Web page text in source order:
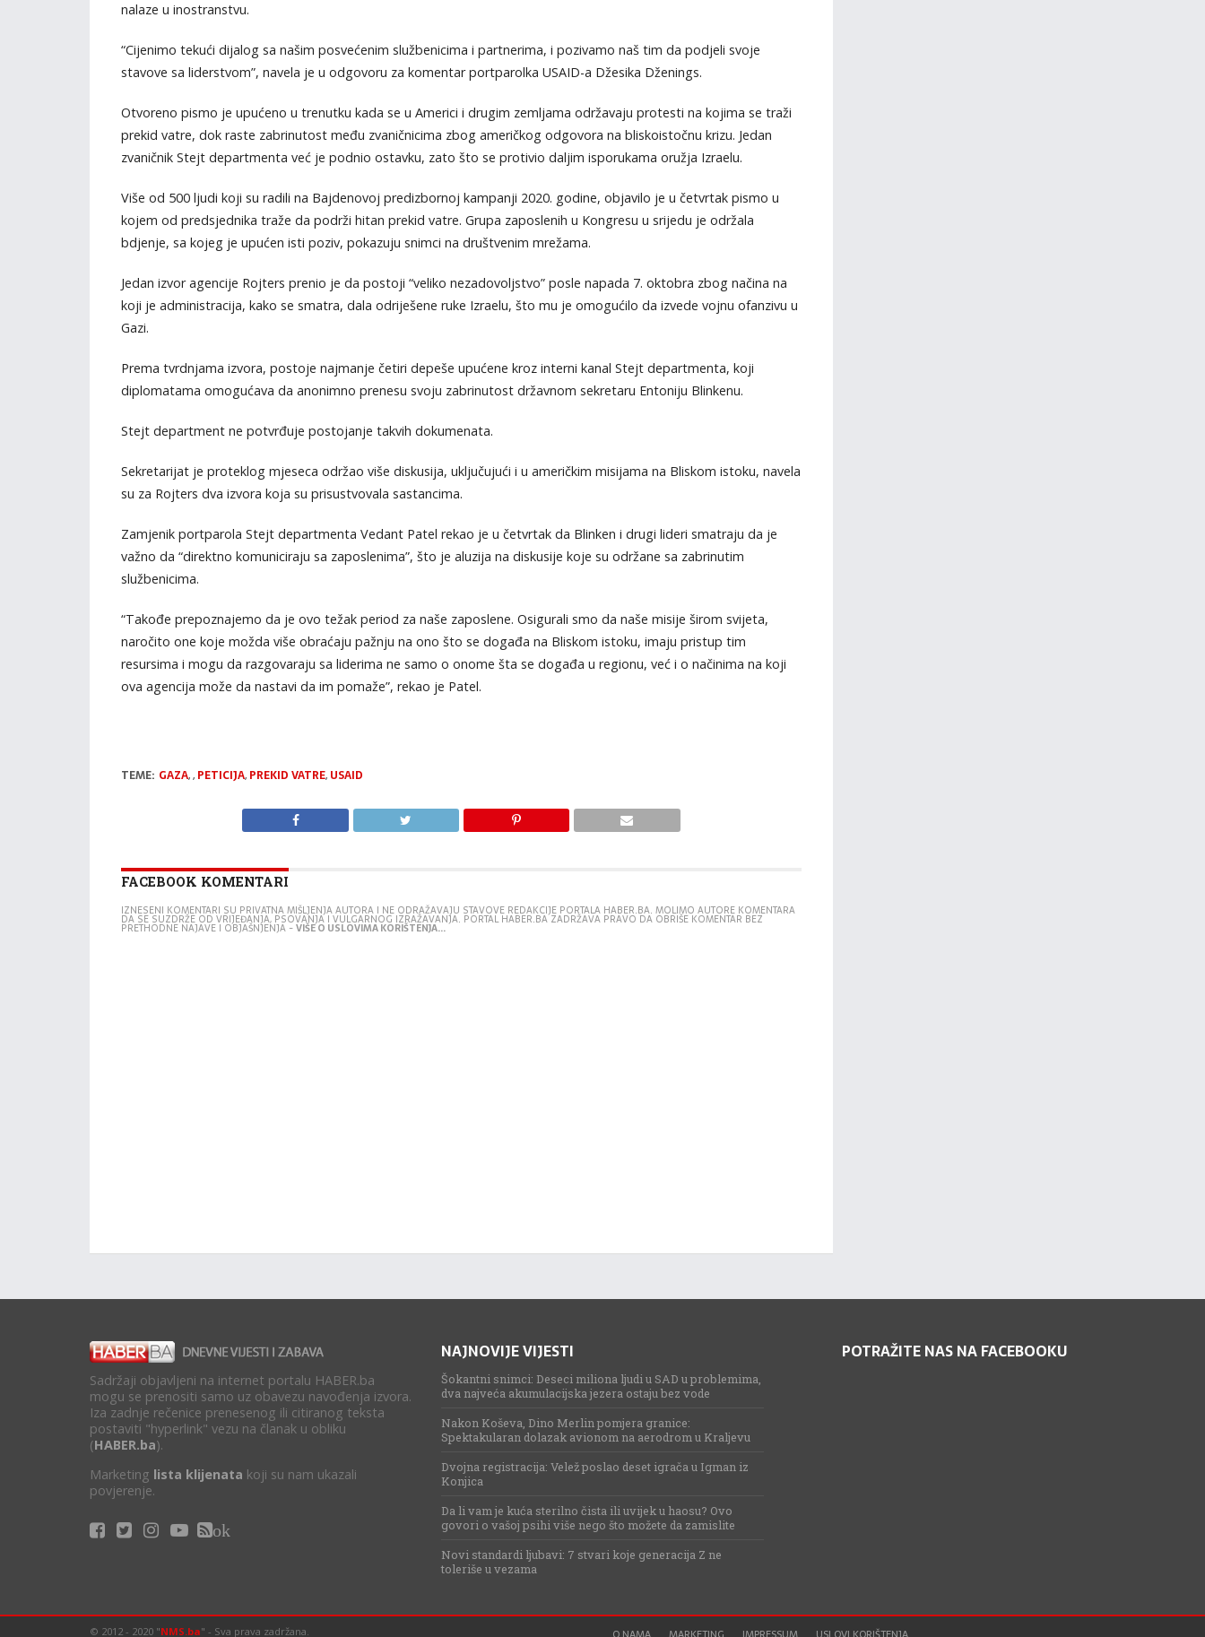
nalaze u inostranstvu.
“Cijenimo tekući dijalog sa našim posvećenim službenicima i partnerima, i pozivamo naš tim da podjeli svoje
stavove sa liderstvom”, navela je u odgovoru za komentar portparolka USAID-a Džesika Dženings.
Otvoreno pismo je upućeno u trenutku kada se u Americi i drugim zemljama održavaju protesti na kojima se traži
prekid vatre, dok raste zabrinutost među zvaničnicima zbog američkog odgovora na bliskoistočnu krizu. Jedan
zvaničnik Stejt departmenta već je podnio ostavku, zato što se protivio daljim isporukama oružja Izraelu.
Više od 500 ljudi koji su radili na Bajdenovoj predizbornoj kampanji 2020. godine, objavilo je u četvrtak pismo u
kojem od predsjednika traže da podrži hitan prekid vatre. Grupa zaposlenih u Kongresu u srijedu je održala
bdjenje, sa kojeg je upućen isti poziv, pokazuju snimci na društvenim mrežama.
Jedan izvor agencije Rojters prenio je da postoji “veliko nezadovoljstvo” posle napada 7. oktobra zbog načina na
koji je administracija, kako se smatra, dala odriješene ruke Izraelu, što mu je omogućilo da izvede vojnu ofanzivu u
Gazi.
Prema tvrdnjama izvora, postoje najmanje četiri depeše upućene kroz interni kanal Stejt departmenta, koji
diplomatama omogućava da anonimno prenesu svoju zabrinutost državnom sekretaru Entoniju Blinkenu.
Stejt department ne potvrđuje postojanje takvih dokumenata.
Sekretarijat je proteklog mjeseca održao više diskusija, uključujući i u američkim misijama na Bliskom istoku, navela
su za Rojters dva izvora koja su prisustvovala sastancima.
Zamjenik portparola Stejt departmenta Vedant Patel rekao je u četvrtak da Blinken i drugi lideri smatraju da je
važno da “direktno komuniciraju sa zaposlenima”, što je aluzija na diskusije koje su održane sa zabrinutim
službenicima.
“Takođe prepoznajemo da je ovo težak period za naše zaposlene. Osigurali smo da naše misije širom svijeta,
naročito one koje možda više obraćaju pažnju na ono što se događa na Bliskom istoku, imaju pristup tim
resursima i mogu da razgovaraju sa liderima ne samo o onome šta se događa u regionu, već i o načinima na koji
ova agencija može da nastavi da im pomaže”, rekao je Patel.
TEME: GAZA,, PETICIJA, PREKID VATRE, USAID
FACEBOOK KOMENTARI
IZNESENI KOMENTARI SU PRIVATNA MIŠLJENJA AUTORA I NE ODRAŽAVAJU STAVOVE REDAKCIJE PORTALA HABER.BA. MOLIMO AUTORE KOMENTARA
DA SE SUZDRŽE OD VRIJEĐANJA, PSOVANJA I VULGARNOG IZRAŽAVANJA. PORTAL HABER.BA ZADRŽAVA PRAVO DA OBRIŠE KOMENTAR BEZ
PRETHODNE NAJAVE I OBJAŠNJENJA -VIŠE O USLOVIMA KORIŠTENJA...
Sadržaji objavljeni na internet portalu HABER.ba
mogu se prenositi samo uz obavezu navođenja izvora.
Iza zadnje rečenice prenesenog ili citiranog teksta
postaviti "hyperlink" vezu na članak u obliku
(HABER.ba).
Marketing lista klijenata koji su nam ukazali
povjerenje.
ok
NAJNOVIJE VIJESTI
Šokantni snimci: Deseci miliona ljudi u SAD u problemima,
dva najveća akumulacijska jezera ostaju bez vode
Nakon Koševa, Dino Merlin pomjera granice:
Spektakularan dolazak avionom na aerodrom u Kraljevu
Dvojna registracija: Velež poslao deset igrača u Igman iz
Konjica
Da li vam je kuća sterilno čista ili uvijek u haosu? Ovo
govori o vašoj psihi više nego što možete da zamislite
Novi standardi ljubavi: 7 stvari koje generacija Z ne
toleriše u vezama
POTRAŽITE NAS NA FACEBOOKU
© 2012 - 2020 "NMS.ba" - Sva prava zadržana.